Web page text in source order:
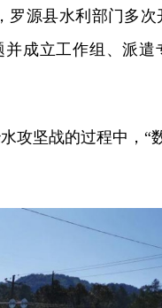
罗源县水利部门多
成立工作组、派遣
攻坚战的过程中，“